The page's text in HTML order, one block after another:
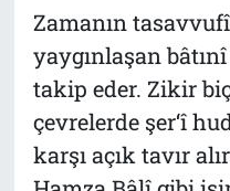
Zamanın
yaygınlaşan
takip eder. Zikir
çevrelerde şer‘î
karşı açık tavır